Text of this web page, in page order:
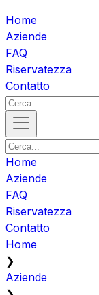
Home
Aziende
FAQ
Riservatezza
Contatto
Home
Aziende
FAQ
Riservatezza
Contatto
Home
❯
Aziende